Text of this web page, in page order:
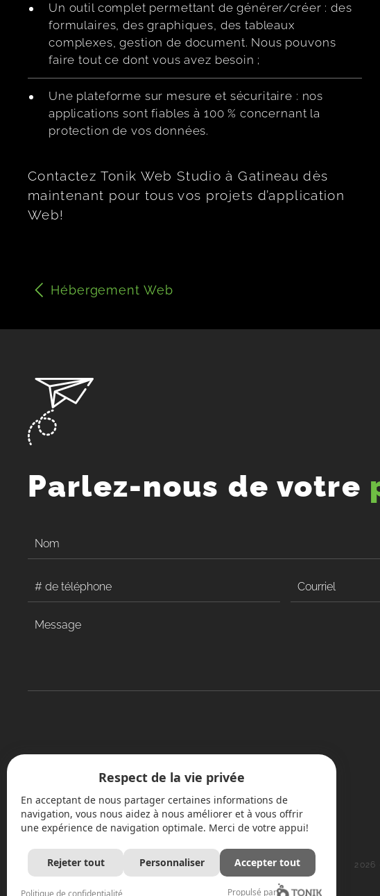
Un outil complet permettant de générer/créer : des
formulaires, des graphiques, des tableaux
complexes, gestion de document. Nous pouvons
faire tout ce dont vous avez besoin ;
Une plateforme sur mesure et sécuritaire : nos
applications sont fiables à 100 % concernant la
protection de vos données.
Contactez Tonik Web Studio à Gatineau dès
maintenant pour tous vos projets d’application
Web!
Hébergement Web
Parlez-nous de votre
2026
Respect de la vie privée
En acceptant de nous partager certaines informations de
navigation, vous nous aidez à nous améliorer et à vous offrir
une expérience de navigation optimale. Merci de votre appui!
Rejeter tout Personnaliser Accepter tout
Politique de confidentialité Propulsé par